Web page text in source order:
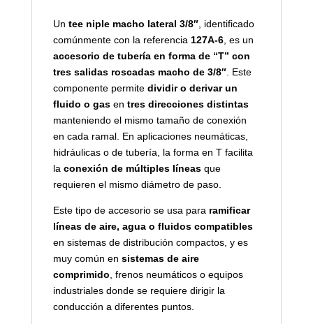
Un tee niple macho lateral 3/8″, identificado
comúnmente con la referencia 127A-6, es un
accesorio de tubería en forma de “T” con
tres salidas roscadas macho de 3/8″. Este
componente permite dividir o derivar un
fluido o gasen tres direcciones distintas
manteniendo el mismo tamaño de conexión
en cada ramal. En aplicaciones neumáticas,
hidráulicas o de tubería, la forma en T facilita
la conexión de múltiples líneasque
requieren el mismo diámetro de paso.
Este tipo de accesorio se usa para ramificar
líneas de aire, agua o fluidos compatibles
en sistemas de distribución compactos, y es
muy común en sistemas de aire
comprimido, frenos neumáticos o equipos
industriales donde se requiere dirigir la
conducción a diferentes puntos.